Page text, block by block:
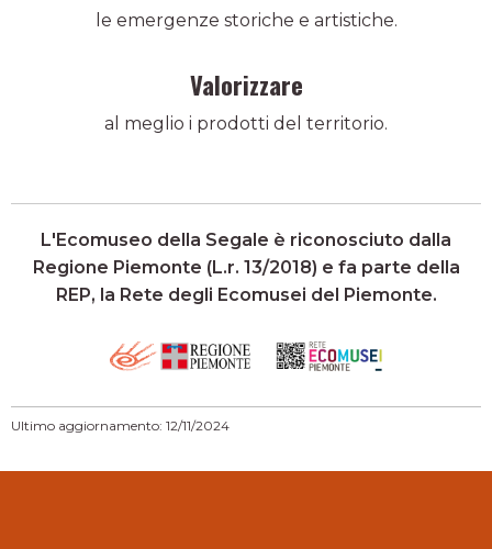
le emergenze storiche e artistiche.
Valorizzare
al meglio i prodotti del territorio.
L'Ecomuseo della Segale è riconosciuto dalla
Regione Piemonte (L.r. 13/2018) e fa parte della
REP, la Rete degli Ecomusei del Piemonte.
Ultimo aggiornamento: 12/11/2024